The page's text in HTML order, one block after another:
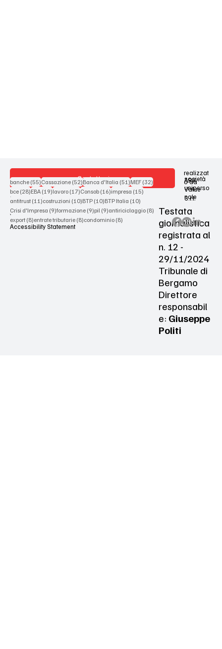
Contattaci
Terms & Conditions
Privacy Policy
Accessibility Statement
realizzat
o da
società
uniperso
nale
ARX
Value
S.r.l.
Testata
giornalistica
registrata al
n. 12 -
29/11/2024
Tribunale di
Bergamo
Direttore
responsabil
e: Giuseppe
Politi
banche (55)55 post
Cassazione (52)52 post
Banca d'Italia (51)51 post
MEF (32)32 post
bce (28)28 post
EBA (19)19 post
lavoro (17)17 post
Consob (16)16 post
impresa (15)15 post
antitrust (11)11 post
costruzioni (10)10 post
BTP (10)10 post
BTP Italia (10)10 post
Crisi d'Impresa (9)9 post
formazione (9)9 post
pil (9)9 post
antiriciclaggio (8)8 post
export (8)8 post
entrate tributarie (8)8 post
condominio (8)8 post